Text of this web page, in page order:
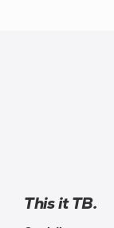
This it TB.